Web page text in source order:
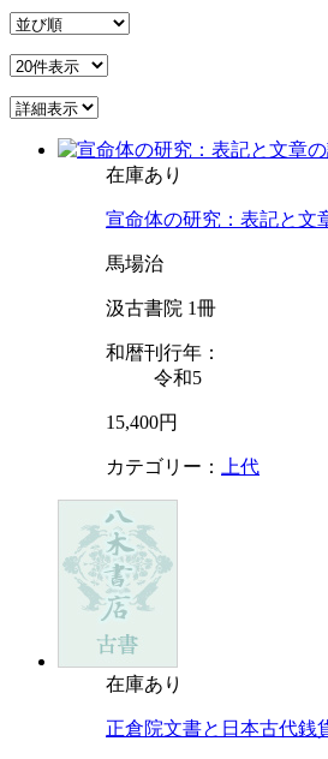
在庫あり
宣命体の研究：表記と文
馬場治
汲古書院 1冊
和暦刊行年：
令和5
15,400円
カテゴリー： 上代
在庫あり
正倉院文書と日本古代銭